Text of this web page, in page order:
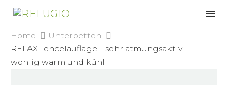
Home
Unterbetten
RELAX Tencelauflage – sehr atmungsaktiv –
wohlig warm und kühl